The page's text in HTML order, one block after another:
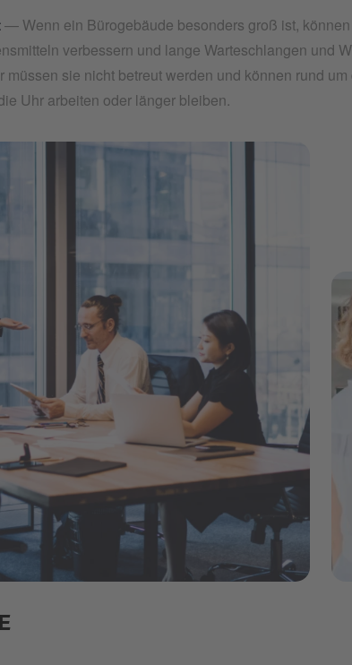
— Wenn ein Bürogebäude besonders groß ist,
verbessern und lange Warteschlangen und
müssen sie nicht betreut werden und können rund
Uhr arbeiten oder länger bleiben.